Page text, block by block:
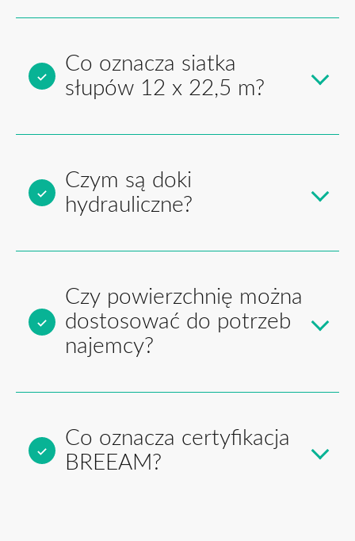
Co oznacza siatka
słupów 12 x 22,5 m?
Czym są doki
hydrauliczne?
Czy powierzchnię można
dostosować do potrzeb
najemcy?
Co oznacza certyfikacja
BREEAM?